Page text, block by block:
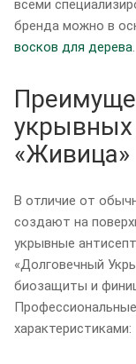
всеми
бренда можно в
восков для дерева.
укрывных
«Живица»
В отличие от
создают на
укрывные
«Долговечный
биозащиты и
характеристиками: